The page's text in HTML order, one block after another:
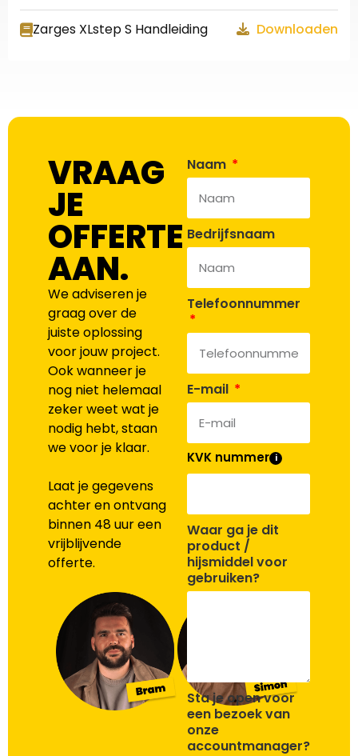
Zarges XLstep S Handleiding Downloaden
VRAAG
JE
OFFERTE
AAN.
We adviseren je
graag over de
juiste oplossing
voor jouw project.
Ook wanneer je
nog niet helemaal
zeker weet wat je
nodig hebt, staan
we voor je klaar.
Laat je gegevens
achter en ontvang
binnen 48 uur een
vrijblijvende
offerte.
Naam
Bedrijfsnaam
Telefoonnummer
E-mail
KVK nummer i
Waar ga je dit
product /
hijsmiddel voor
gebruiken?
Sta je open voor
een bezoek van
onze
accountmanager?